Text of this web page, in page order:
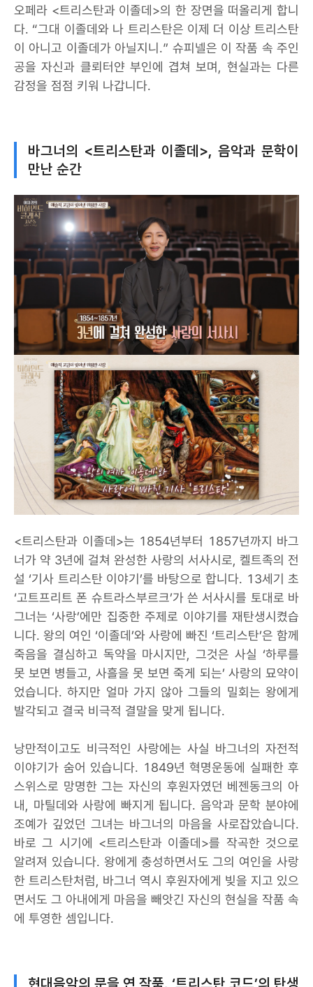
오페라 <트리스탄과 이졸데>의 한 장면을 떠올리게 합니
다. “그대 이졸데와 나 트리스탄은 이제 더 이상 트리스탄
이 아니고 이졸데가 아닐지니.” 슈피넬은 이 작품 속 주인
공을 자신과 클뢰터얀 부인에 겹쳐 보며, 현실과는 다른
감정을 점점 키워 나갑니다.
바그너의 <트리스탄과 이졸데>, 음악과 문학이
만난 순간
<트리스탄과 이졸데>는 1854년부터 1857년까지 바그
너가 약 3년에 걸쳐 완성한 사랑의 서사시로, 켈트족의 전
설 ‘기사 트리스탄 이야기’를 바탕으로 합니다. 13세기 초
‘고트프리트 폰 슈트라스부르크’가 쓴 서사시를 토대로 바
그너는 ‘사랑’에만 집중한 주제로 이야기를 재탄생시켰습
니다. 왕의 여인 ‘이졸데’와 사랑에 빠진 ‘트리스탄’은 함께
죽음을 결심하고 독약을 마시지만, 그것은 사실 ‘하루를
못 보면 병들고, 사흘을 못 보면 죽게 되는’ 사랑의 묘약이
었습니다. 하지만 얼마 가지 않아 그들의 밀회는 왕에게
발각되고 결국 비극적 결말을 맞게 됩니다.
낭만적이고도 비극적인 사랑에는 사실 바그너의 자전적
이야기가 숨어 있습니다. 1849년 혁명운동에 실패한 후
스위스로 망명한 그는 자신의 후원자였던 베젠동크의 아
내, 마틸데와 사랑에 빠지게 됩니다. 음악과 문학 분야에
조예가 깊었던 그녀는 바그너의 마음을 사로잡았습니다.
바로 그 시기에 <트리스탄과 이졸데>를 작곡한 것으로
알려져 있습니다. 왕에게 충성하면서도 그의 여인을 사랑
한 트리스탄처럼, 바그너 역시 후원자에게 빚을 지고 있으
면서도 그 아내에게 마음을 빼앗긴 자신의 현실을 작품 속
에 투영한 셈입니다.